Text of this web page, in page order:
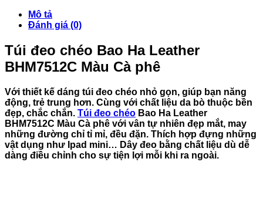
Mô tả
Đánh giá (0)
Túi đeo chéo Bao Ha Leather
BHM7512C Màu Cà phê
Với thiết kế dáng túi đeo chéo nhỏ gọn, giúp bạn năng
động, trẻ trung hơn. Cùng với chất liệu da bò thuộc bền
đẹp, chắc chắn. Túi đeo chéo Bao Ha Leather
BHM7512C Màu Cà phê với vân tự nhiên đẹp mắt, may
những đường chỉ tỉ mỉ, đều đặn. Thích hợp đựng những
vật dụng như Ipad mini… Dây đeo bằng chất liệu dù dễ
dàng điều chỉnh cho sự tiện lợi mỗi khi ra ngoài.